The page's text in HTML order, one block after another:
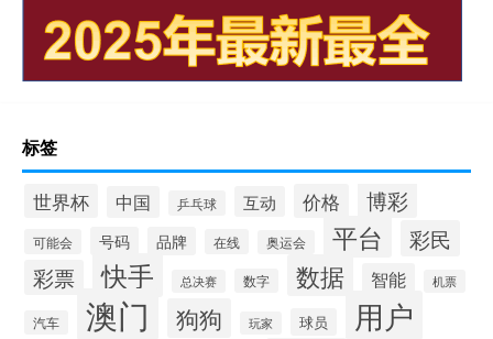
标签
世界杯 中国 乒乓球 互动 价格 博彩
可能会 号码 品牌 在线 奥运会 平台 彩民
彩票 快手 总决赛 数字 数据 智能 机票
汽车 澳门 狗狗 玩家 球员 用户